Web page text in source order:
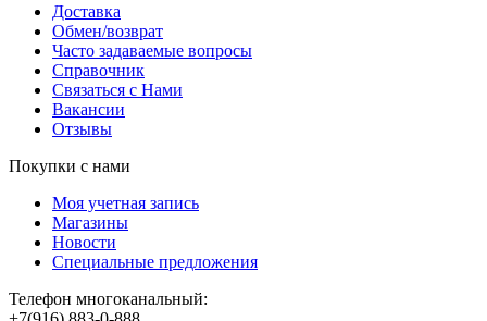
Доставка
Обмен/возврат
Часто задаваемые вопросы
Справочник
Связаться с Нами
Вакансии
Отзывы
Покупки с нами
Моя учетная запись
Магазины
Новости
Специальные предложения
Телефон многоканальный: